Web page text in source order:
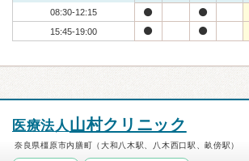
08:30-12:15
15:45-19:00
医療法人山村クリニック
奈良県橿原市内膳町（大和八木駅、八木西口駅、畝傍駅）